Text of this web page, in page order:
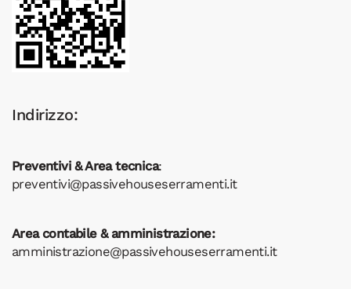
Indirizzo:
Preventivi & Area tecnica:
preventivi@passivehouseserramenti.it
Area contabile & amministrazione:
amministrazione@passivehouseserramenti.it